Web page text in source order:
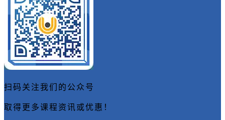
扫码关注我们的公众号
取得更多课程资讯或优惠！